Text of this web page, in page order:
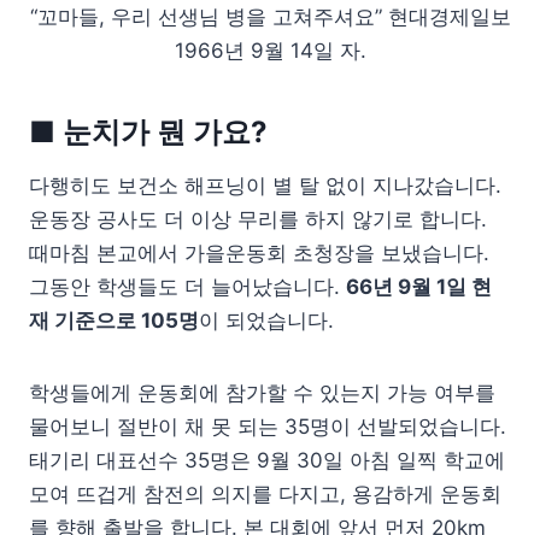
“꼬마들, 우리 선생님 병을 고쳐주셔요” 현대경제일보
1966년 9월 14일 자.
■ 눈치가 뭔 가요?
다행히도 보건소 해프닝이 별 탈 없이 지나갔습니다.
운동장 공사도 더 이상 무리를 하지 않기로 합니다.
때마침 본교에서 가을운동회 초청장을 보냈습니다.
그동안 학생들도 더 늘어났습니다. 66년 9월 1일 현
재 기준으로 105명이 되었습니다.
학생들에게 운동회에 참가할 수 있는지 가능 여부를
물어보니 절반이 채 못 되는 35명이 선발되었습니다.
태기리 대표선수 35명은 9월 30일 아침 일찍 학교에
모여 뜨겁게 참전의 의지를 다지고, 용감하게 운동회
를 향해 출발을 합니다. 본 대회에 앞서 먼저 20km